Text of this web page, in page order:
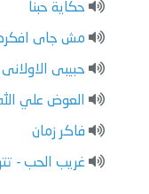
حكاية حبنا
مش جاى
حبيبى الاولانى
العوض علي
فاكر زمان
غريب الحب -